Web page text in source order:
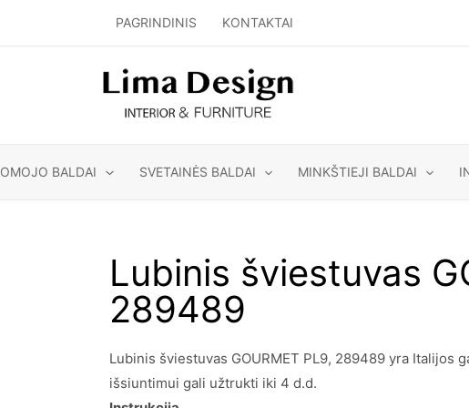
PAGRINDINIS KONTAKTAI
BALDAI SVETAINĖS BALDAI MINKŠTIEJI BALDAI
Lubinis šviestuvas
289489
Lubinis šviestuvas GOURMET PL9, 289489 yra Italijos
išsiuntimui gali užtrukti iki 4 d.d.